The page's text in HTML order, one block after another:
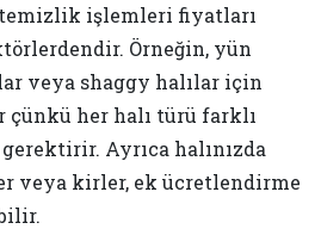
işlemleri fiyatları
Örneğin, yün
veya shaggy halılar için
her halı türü farklı
Ayrıca halınızda
veya kirler, ek ücretlendirme